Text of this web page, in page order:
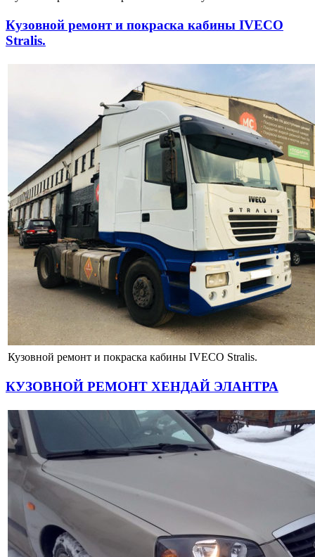
Кузовной ремонт и покраска кабины IVECO
Stralis.
Кузовной ремонт и покраска кабины IVECO Stralis.
КУЗОВНОЙ РЕМОНТ ХЕНДАЙ ЭЛАНТРА